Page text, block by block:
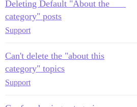
Deleting Default "About the ___
category" posts
Support
Can't delete the "about this
category" topics
Support